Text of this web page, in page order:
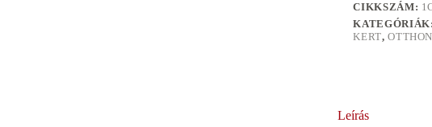
CIKKSZÁM:
KERT,
Leírás